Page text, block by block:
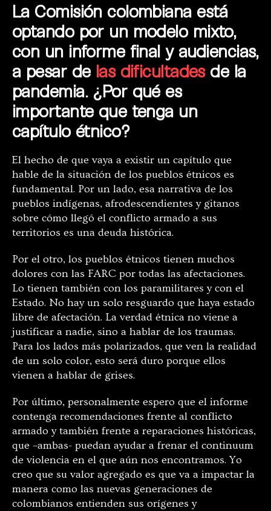
La Comisión colombiana está
optando por un modelo mixto,
con un informe final y audiencias,
a pesar de las dificultadesde la
pandemia. ¿Por qué es
importante que tenga un
capítulo étnico?
El hecho de que vaya a existir un capítulo que
hable de la situación de los pueblos étnicos es
fundamental. Por un lado, esa narrativa de los
pueblos indígenas, afrodescendientes y gitanos
sobre cómo llegó el conflicto armado a sus
territorios es una deuda histórica.
Por el otro, los pueblos étnicos tienen muchos
dolores con las FARC por todas las afectaciones.
Lo tienen también con los paramilitares y con el
Estado. No hay un solo resguardo que haya estado
libre de afectación. La verdad étnica no viene a
justificar a nadie, sino a hablar de los traumas.
Para los lados más polarizados, que ven la realidad
de un solo color, esto será duro porque ellos
vienen a hablar de grises.
Por último, personalmente espero que el informe
contenga recomendaciones frente al conflicto
armado y también frente a reparaciones históricas,
que –ambas- puedan ayudar a frenar el continuum
de violencia en el que aún nos encontramos. Yo
creo que su valor agregado es que va a impactar la
manera como las nuevas generaciones de
colombianos entienden sus orígenes y